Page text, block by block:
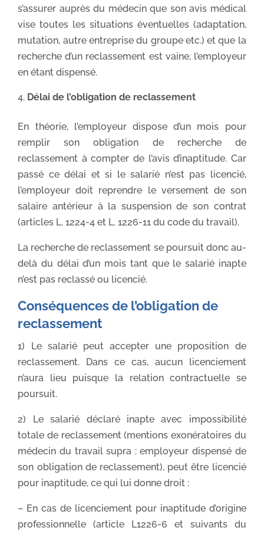
s’assurer auprès du médecin que son avis médical
vise toutes les situations éventuelles (adaptation,
mutation, autre entreprise du groupe etc.) et que la
recherche d’un reclassement est vaine, l’employeur
en étant dispensé.
Délai de l’obligation de reclassement
En théorie, l’employeur dispose d’un mois pour
remplir son obligation de recherche de
reclassement à compter de l’avis d’inaptitude. Car
passé ce délai et si le salarié n’est pas licencié,
l’employeur doit reprendre le versement de son
salaire antérieur à la suspension de son contrat
(articles L. 1224-4 et L. 1226-11 du code du travail).
La recherche de reclassement se poursuit donc au-
delà du délai d’un mois tant que le salarié inapte
n’est pas reclassé ou licencié.
Conséquences de l’obligation de
reclassement
1) Le salarié peut accepter une proposition de
reclassement. Dans ce cas, aucun licenciement
n’aura lieu puisque la relation contractuelle se
poursuit.
2) Le salarié déclaré inapte avec impossibilité
totale de reclassement (mentions exonératoires du
médecin du travail supra : employeur dispensé de
son obligation de reclassement), peut être licencié
pour inaptitude, ce qui lui donne droit :
– En cas de licenciement pour inaptitude d’origine
professionnelle (article L1226-6 et suivants du